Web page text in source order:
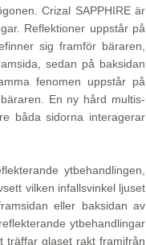
Crizal SAPPHIRE är
Reflektioner uppstår på
sig framför bäraren,
sedan på baksidan
fenomen uppstår på
En ny hård multis-
båda sidorna interagerar
ytbehandlingen,
vilken infallsvinkel ljuset
eller baksidan av
ytbehandlingar
träffar glaset rakt framifrån